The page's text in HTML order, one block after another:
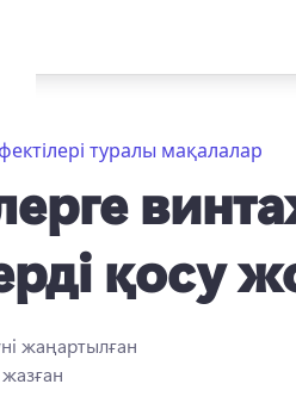
туралы мақалалар
қосу
жаңартылған
жазған